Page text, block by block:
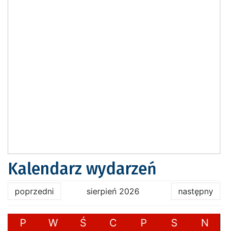
Kalendarz wydarzeń
poprzedni sierpień 2026 następny
P W Ś C P S N